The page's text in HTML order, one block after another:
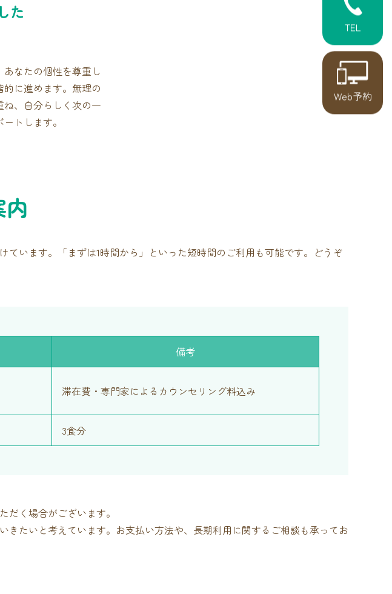
た
なたの個性を尊重し
に進めます。無理の
、自分らしく次の一
トします。
います。「まずは1時間から」といった短時間のご利用も可能です。どうぞ
備考
滞在費・専門家によるカウンセリング料込み
3食分
く場合がございます。
きたいと考えています。お支払い方法や、長期利用に関するご相談も承ってお
TEL
Web予約